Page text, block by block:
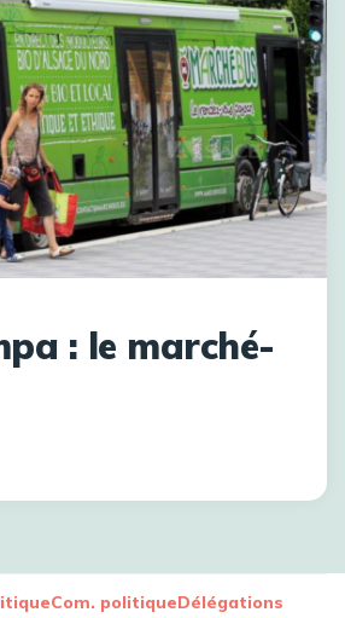
: le marché-
Com. politiqueDélégations